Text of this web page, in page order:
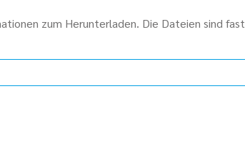
zum Herunterladen. Die Dateien sind fast